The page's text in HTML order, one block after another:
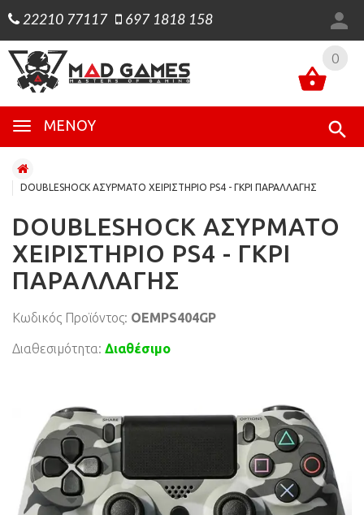
22210 77117 697 1818 158
0
ΜΕΝΟΎ
0
DOUBLESHOCK ΑΣΥΡΜΑΤΟ ΧΕΙΡΙΣΤΗΡΙΟ PS4 - ΓΚΡΙ ΠΑΡΑΛΛΑΓΗΣ
DOUBLESHOCK ΑΣΥΡΜΑΤΟ
ΧΕΙΡΙΣΤΗΡΙΟ PS4 - ΓΚΡΙ
ΠΑΡΑΛΛΑΓΗΣ
Κωδικός Προϊόντος: OEMPS404GP
Διαθεσιμότητα: Διαθέσιμο